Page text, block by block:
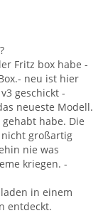
Fritz box habe -
neu ist hier
geschickt -
neueste Modell.
habe. Die
großartig
nie was
kriegen. -
in einem
entdeckt.